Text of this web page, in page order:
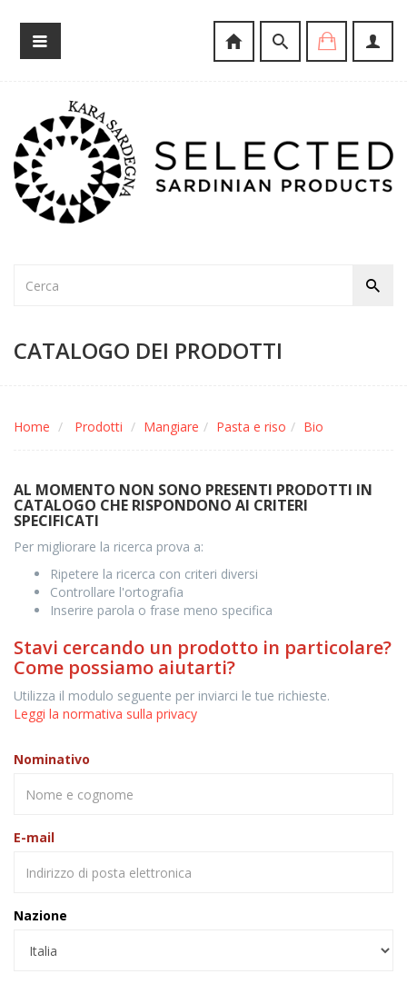
CATALOGO DEI PRODOTTI
Home Prodotti Mangiare Pasta e riso Bio
AL MOMENTO NON SONO PRESENTI PRODOTTI IN
CATALOGO CHE RISPONDONO AI CRITERI
SPECIFICATI
Per migliorare la ricerca prova a:
Ripetere la ricerca con criteri diversi
Controllare l'ortografia
Inserire parola o frase meno specifica
Stavi cercando un prodotto in particolare?
Come possiamo aiutarti?
Utilizza il modulo seguente per inviarci le tue richieste.
Leggi la normativa sulla privacy
Nominativo
E-mail
Nazione